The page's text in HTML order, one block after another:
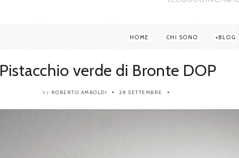
HOME CHI SONO BLOG
Pistacchio verde di Bronte DOP
by ROBERTO AMBOLDI 28 SETTEMBRE